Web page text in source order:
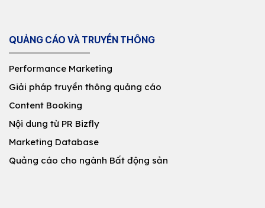
QUẢNG CÁO VÀ TRUYỀN THÔNG
Performance Marketing
Giải pháp truyền thông quảng cáo
Content Booking
Nội dung từ PR Bizfly
Marketing Database
Quảng cáo cho ngành Bất động sản